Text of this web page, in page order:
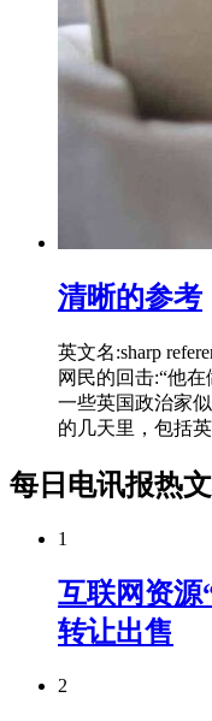
清晰的参考
英文名:sharp
网民的回击:“他
一些英国政治家
的几天里，包括
每日电讯报热
1
互联网资源
转让出售
2